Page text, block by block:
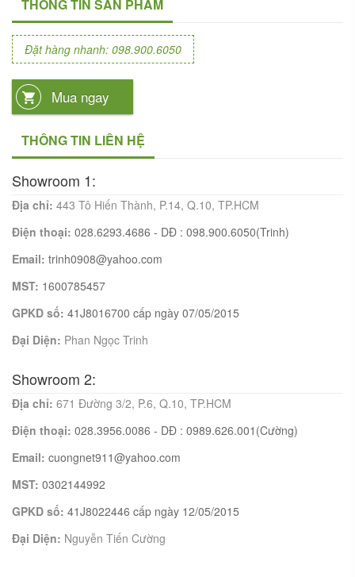
THÔNG TIN SẢN PHẨM
Đặt hàng nhanh: 098.900.6050
Mua ngay
THÔNG TIN LIÊN HỆ
Showroom 1:
Địa chỉ: 443 Tô Hiến Thành, P.14, Q.10, TP.HCM
Điện thoại: 028.6293.4686 - DĐ : 098.900.6050(Trinh)
Email: trinh0908@yahoo.com
MST: 1600785457
GPKD số: 41J8016700 cấp ngày 07/05/2015
Đại Diện: Phan Ngọc Trinh
Showroom 2:
Địa chỉ: 671 Đường 3/2, P.6, Q.10, TP.HCM
Điện thoại: 028.3956.0086 - DĐ : 0989.626.001(Cường)
Email: cuongnet911@yahoo.com
MST: 0302144992
GPKD số: 41J8022446 cấp ngày 12/05/2015
Đại Diện: Nguyễn Tiến Cường